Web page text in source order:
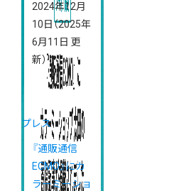
2024年12月
10日 （2025年
6月11日 更
新）
プレス
『通販通信
ECMO』にカ
ラーミーショ